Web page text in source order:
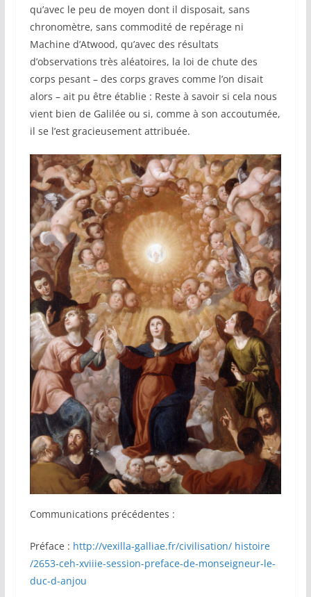
qu’avec le peu de moyen dont il disposait, sans
chronomètre, sans commodité de repérage ni
Machine d’Atwood, qu’avec des résultats
d’observations très aléatoires, la loi de chute des
corps pesant – des corps graves comme l’on disait
alors – ait pu être établie : Reste à savoir si cela nous
vient bien de Galilée ou si, comme à son accoutumée,
il se l’est gracieusement attribuée.
Communications précédentes :
Préface : http://vexilla-galliae.fr/civilisation/ histoire
/2653-ceh-xviiie-session-preface-de-monseigneur-le-
duc-d-anjou